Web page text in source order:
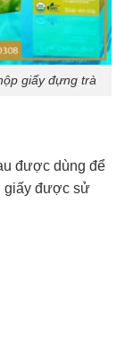
giấy đựng trà
được dùng để
giấy được sử